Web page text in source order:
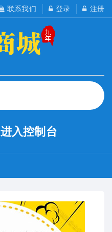
联系我们 登录 注册
进入控制台